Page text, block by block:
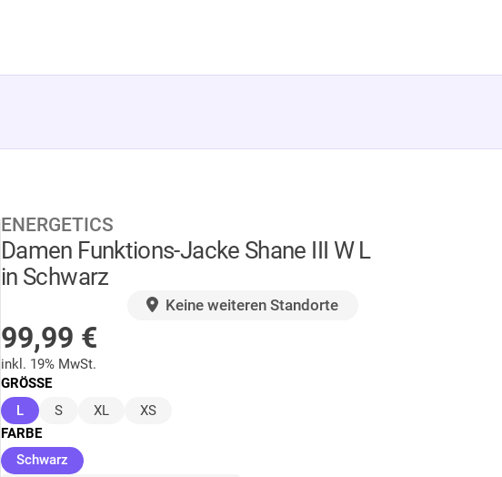
ENERGETICS
Damen Funktions-Jacke Shane III W L
in Schwarz
Keine weiteren Standorte
99,99 €
inkl. 19% MwSt.
GRÖSSE
L (ausgewählt)
S XL
XS
FARBE
Schwarz (ausgewählt)